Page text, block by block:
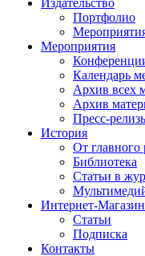
Издательство
Портфолио
Мероприятия
Календарь
Архив всех
Архив
Пресс-
История
От главного
Библиотека
Статьи в
Интернет-Магазин
Статьи
Подписка
Контакты